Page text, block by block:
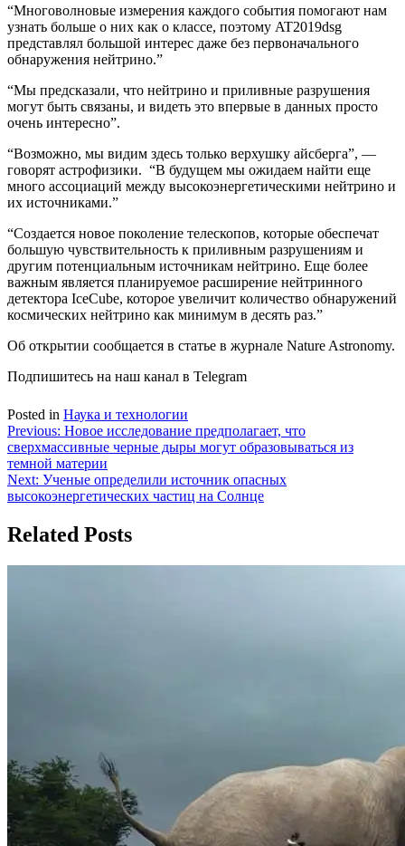
“Многоволновые измерения каждого события помогают нам
узнать больше о них как о классе, поэтому AT2019dsg
представлял большой интерес даже без первоначального
обнаружения нейтрино.”
“Мы предсказали, что нейтрино и приливные разрушения
могут быть связаны, и видеть это впервые в данных просто
очень интересно”.
“Возможно, мы видим здесь только верхушку айсберга”, —
говорят астрофизики. “В будущем мы ожидаем найти еще
много ассоциаций между высокоэнергетическими нейтрино и
их источниками.”
“Создается новое поколение телескопов, которые обеспечат
большую чувствительность к приливным разрушениям и
другим потенциальным источникам нейтрино. Еще более
важным является планируемое расширение нейтринного
детектора IceCube, которое увеличит количество обнаружений
космических нейтрино как минимум в десять раз.”
Об открытии сообщается в статье в журнале Nature Astronomy.
Подпишитесь на наш канал в Telegram
Posted in Наука и технологии
Навигация
по
записям
Previous: Новое исследование предполагает, что
сверхмассивные черные дыры могут образовываться из
темной материи
Next: Ученые определили источник опасных
высокоэнергетических частиц на Солнце
Related Posts